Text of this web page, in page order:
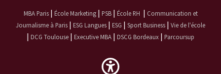
MBA Paris| École Marketing| PSB| École RH | Communication et
Journalisme à Paris | ESG Langues | ESG | Sport Business | Vie de l'école
| DCG Toulouse | Executive MBA | DSCG Bordeaux | Parcoursup